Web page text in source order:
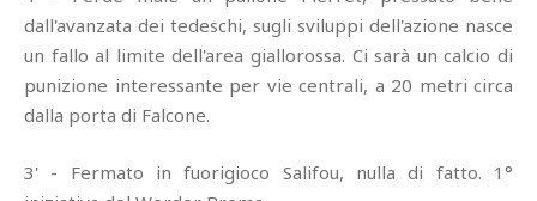
dall'avanzata dei tedeschi, sugli sviluppi dell'azione nasce
un fallo al limite dell'area giallorossa. Ci sarà un calcio di
punizione interessante per vie centrali, a 20 metri circa
dalla porta di Falcone.
3' - Fermato in fuorigioco Salifou, nulla di fatto. 1°